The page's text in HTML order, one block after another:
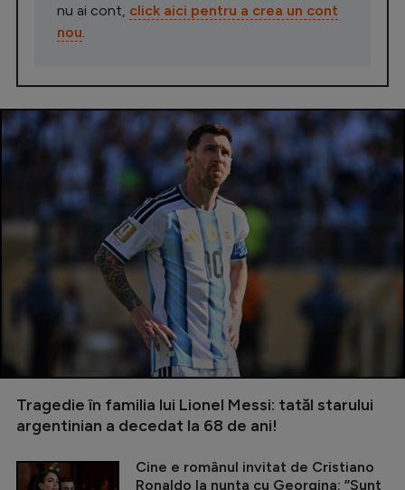
nu ai cont, click aici pentru a crea un cont
nou.
Tragedie în familia lui Lionel Messi: tatăl starului
argentinian a decedat la 68 de ani!
Cine e românul invitat de Cristiano
Ronaldo la nunta cu Georgina: ”Sunt